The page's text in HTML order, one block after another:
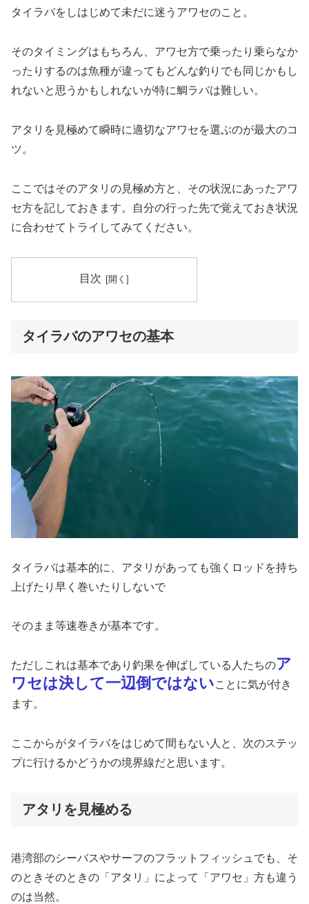
タイラバをしはじめて未だに迷うアワセのこと。
そのタイミングはもちろん、アワセ方で乗ったり乗らなか
ったりするのは魚種が違ってもどんな釣りでも同じかもし
れないと思うかもしれないが特に鯛ラバは難しい。
アタリを見極めて瞬時に適切なアワセを選ぶのが最大のコ
ツ。
ここではそのアタリの見極め方と、その状況にあったアワ
セ方を記しておきます。自分の行った先で覚えておき状況
に合わせてトライしてみてください。
目次
タイラバのアワセの基本
タイラバは基本的に、アタリがあっても強くロッドを持ち
上げたり早く巻いたりしないで
そのまま等速巻きが基本です。
ただしこれは基本であり釣果を伸ばしている人たちのア
ワセは決して一辺倒ではないことに気が付き
ます。
ここからがタイラバをはじめて間もない人と、次のステッ
プに行けるかどうかの境界線だと思います。
アタリを見極める
港湾部のシーバスやサーフのフラットフィッシュでも、そ
のときそのときの「アタリ」によって「アワセ」方も違う
のは当然。